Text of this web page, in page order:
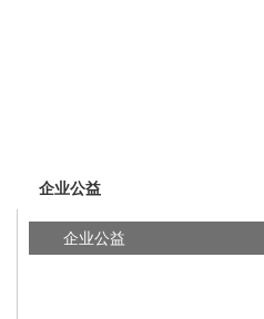
企业公益
企业公益